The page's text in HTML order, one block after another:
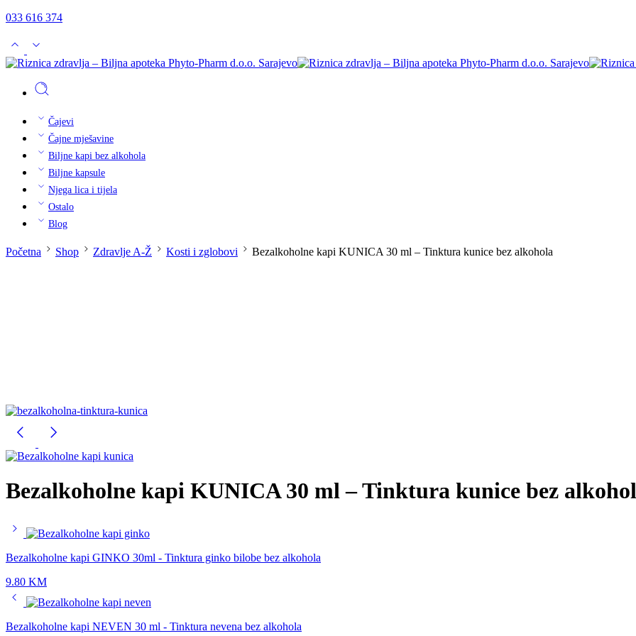
033 616 374
Čajevi
Čajne mješavine
Biljne kapi bez alkohola
Biljne kapsule
Njega lica i tijela
Ostalo
Blog
Početna Shop Zdravlje A-Ž Kosti i zglobovi Bezalkoholne kapi KUNICA 30 ml – Tinktura kunice bez alkohola
Bezalkoholne kapi KUNICA 30 ml – Tinktura kunice bez
Bezalkoholne kapi GINKO 30ml - Tinktura ginko bilobe bez alkohola
9.80 KM
Bezalkoholne kapi NEVEN 30 ml - Tinktura nevena bez alkohola